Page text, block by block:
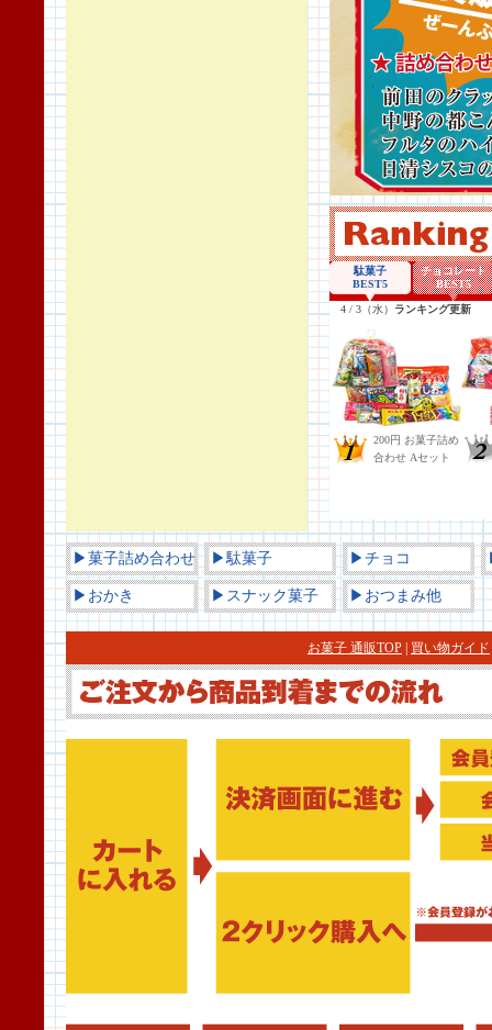
▶菓子詰め合わせ ▶駄菓子 ▶チョコ
▶おかき ▶スナック菓子 ▶おつまみ他
お菓子 通販TOP 買い物ガイド